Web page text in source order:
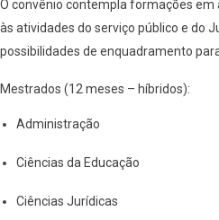
O convênio contempla formações
às atividades do serviço público e do
possibilidades de enquadramento
Mestrados (12 meses – híbridos):
Administração
Ciências da Educação
Ciências Jurídicas